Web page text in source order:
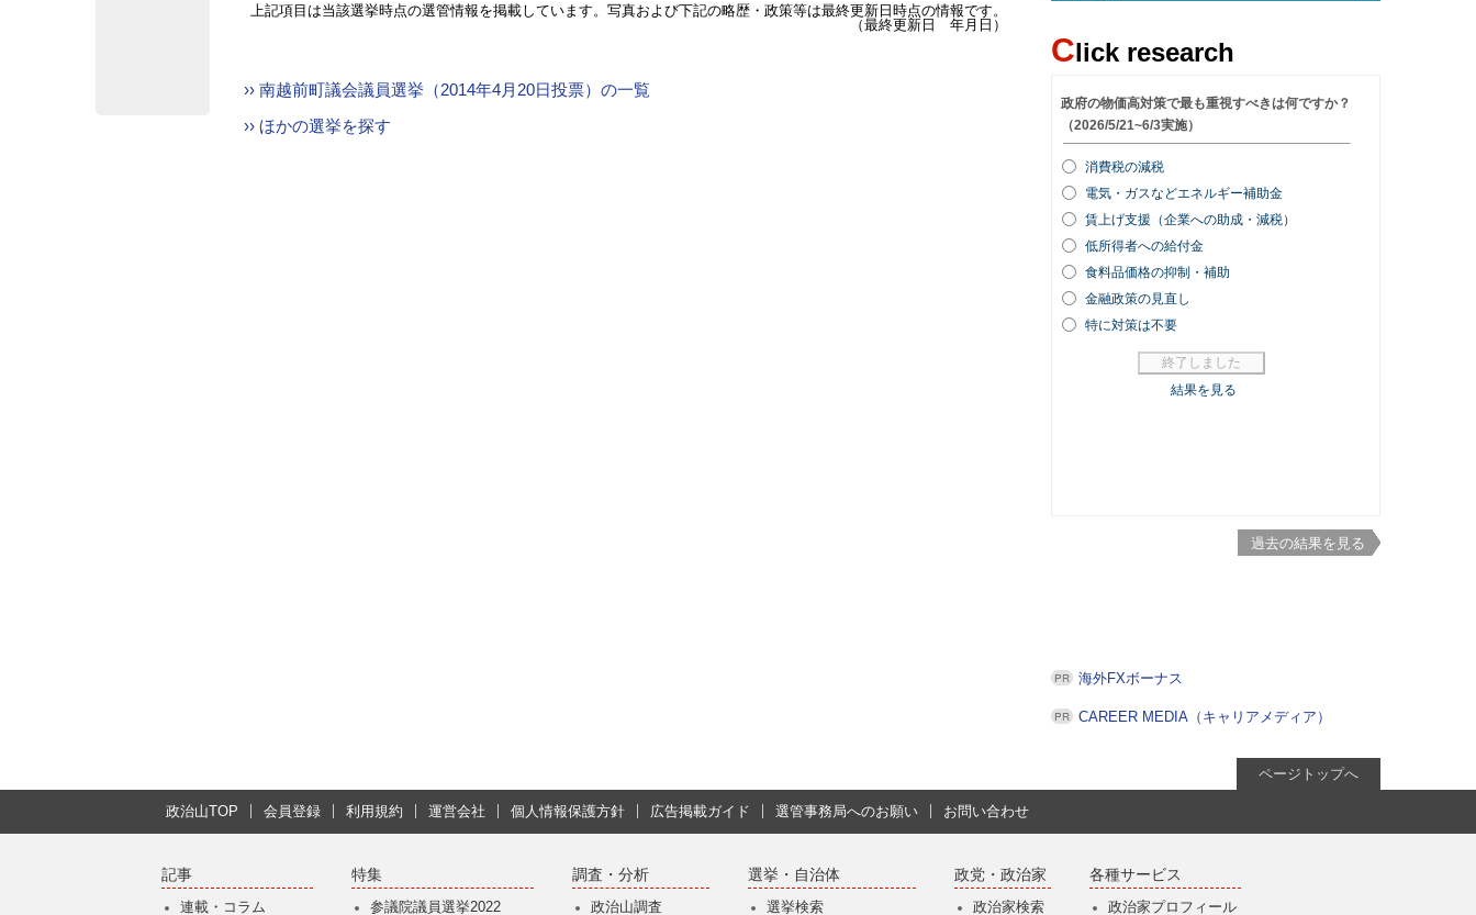
上記項目は当該選挙時点の選管情報を掲載しています。写真および下記の略歴・政策等は最終更新日時点の情報です。
（最終更新日 年月日）
›› 南越前町議会議員選挙（2014年4月20日投票）の一覧
›› ほかの選挙を探す
Click research
過去の結果を見る
海外FXボーナス
CAREER MEDIA（キャリアメディア）
ページトップへ
政治山TOP 会員登録 利用規約 運営会社 個人情報保護方針 広告掲載ガイド 選管事務局へのお願い お問い合わせ
記事
連載・コラム
特集
参議院議員選挙2022
調査・分析
政治山調査
選挙・自治体
選挙検索
政党・政治家
政治家検索
各種サービス
政治家プロフィール